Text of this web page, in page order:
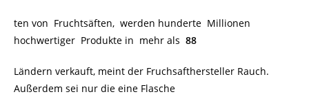
ten von Fruchtsäften, werden hunderte Millionen
hochwertiger Produkte in mehr als 88
Ländern verkauft, meint der Fruchsafthersteller Rauch.
Außerdem sei nur die eine Flasche